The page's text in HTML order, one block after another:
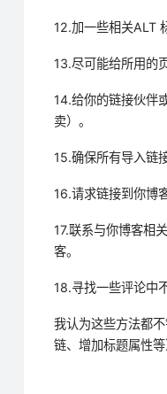
12.加一些相关ALT
13.尽可能给所用的
14.给你的链接伙伴
卖）。
15.确保所有导入链
16.请求链接到你博
17.联系与你博客相
客。
18.寻找一些评论中
我认为这些方法都
链、增加标题属性